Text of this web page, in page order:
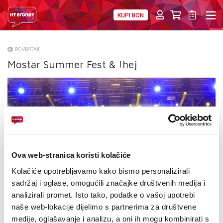
Ova web-stranica koristi kolačiće
Kolačiće upotrebljavamo kako bismo personalizirali
sadržaj i oglase, omogućili značajke društvenih medija i
analizirali promet. Isto tako, podatke o vašoj upotrebi
naše web-lokacije dijelimo s partnerima za društvene
medije, oglašavanje i analizu, a oni ih mogu kombinirati s
KUPI BON
O NAMA
PRESS
NATJEČAJI
VELEPRODAJA
KONTAKTI
MOJ PROFIL
E-RAČUN
POVRATAK
Mostar Summer Fest & !hej